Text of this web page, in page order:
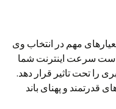
مهم در انتخاب وی
سرعت اینترنت شما
را تحت تاثیر قرار دهد.
قدرتمند و پهنای باند